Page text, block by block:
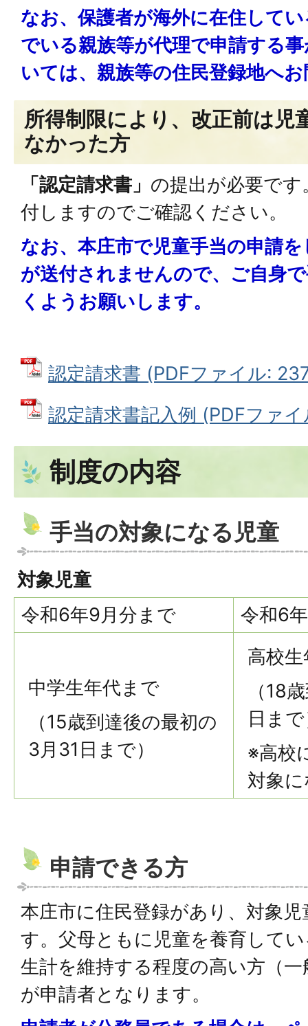
なお、保護者が海外に在住して
でいる親族等が代理で申請する
いては、親族等の住民登録地へ
所得制限により、改正前は児
なかった方
「認定請求書」 の提出が必要で
付しますのでご確認ください。
なお、本庄市で児童手当の申請
が送付されませんので、ご自身
くようお願いします。
認定請求書 (PDFファイル:
認定請求書記入例 (PDFファ
制度の内容
手当の対象になる児童
対象児童
令和6年9月分まで
令和6
中学生年代まで
（15歳到達後の最初の
3月31日まで）
高校
（18
日ま
※高校
対象
申請できる方
本庄市に住民登録があり、対象
す。父母ともに児童を養育して
生計を維持する程度の高い方（
が申請者となります。